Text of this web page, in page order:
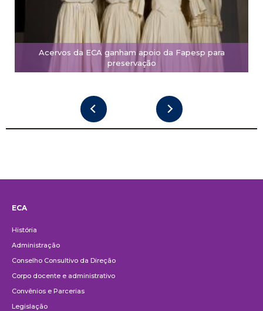
Acervos da ECA ganham apoio da Fapesp para
preservação
ECA
História
Administração
Conselho Consultivo da Direção
Corpo docente e administrativo
Convênios e Parcerias
Legislação